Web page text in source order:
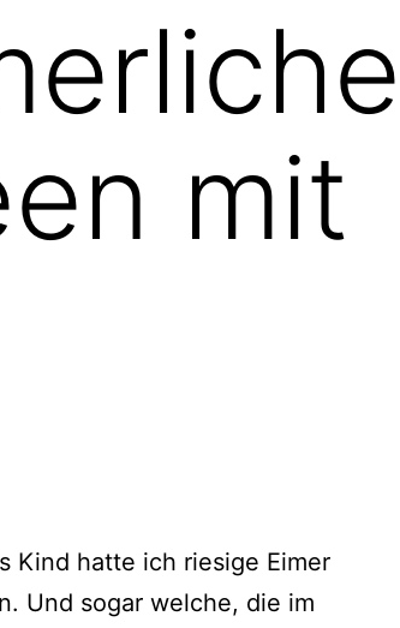
mit
Kind hatte ich riesige Eimer
Und sogar welche, die im